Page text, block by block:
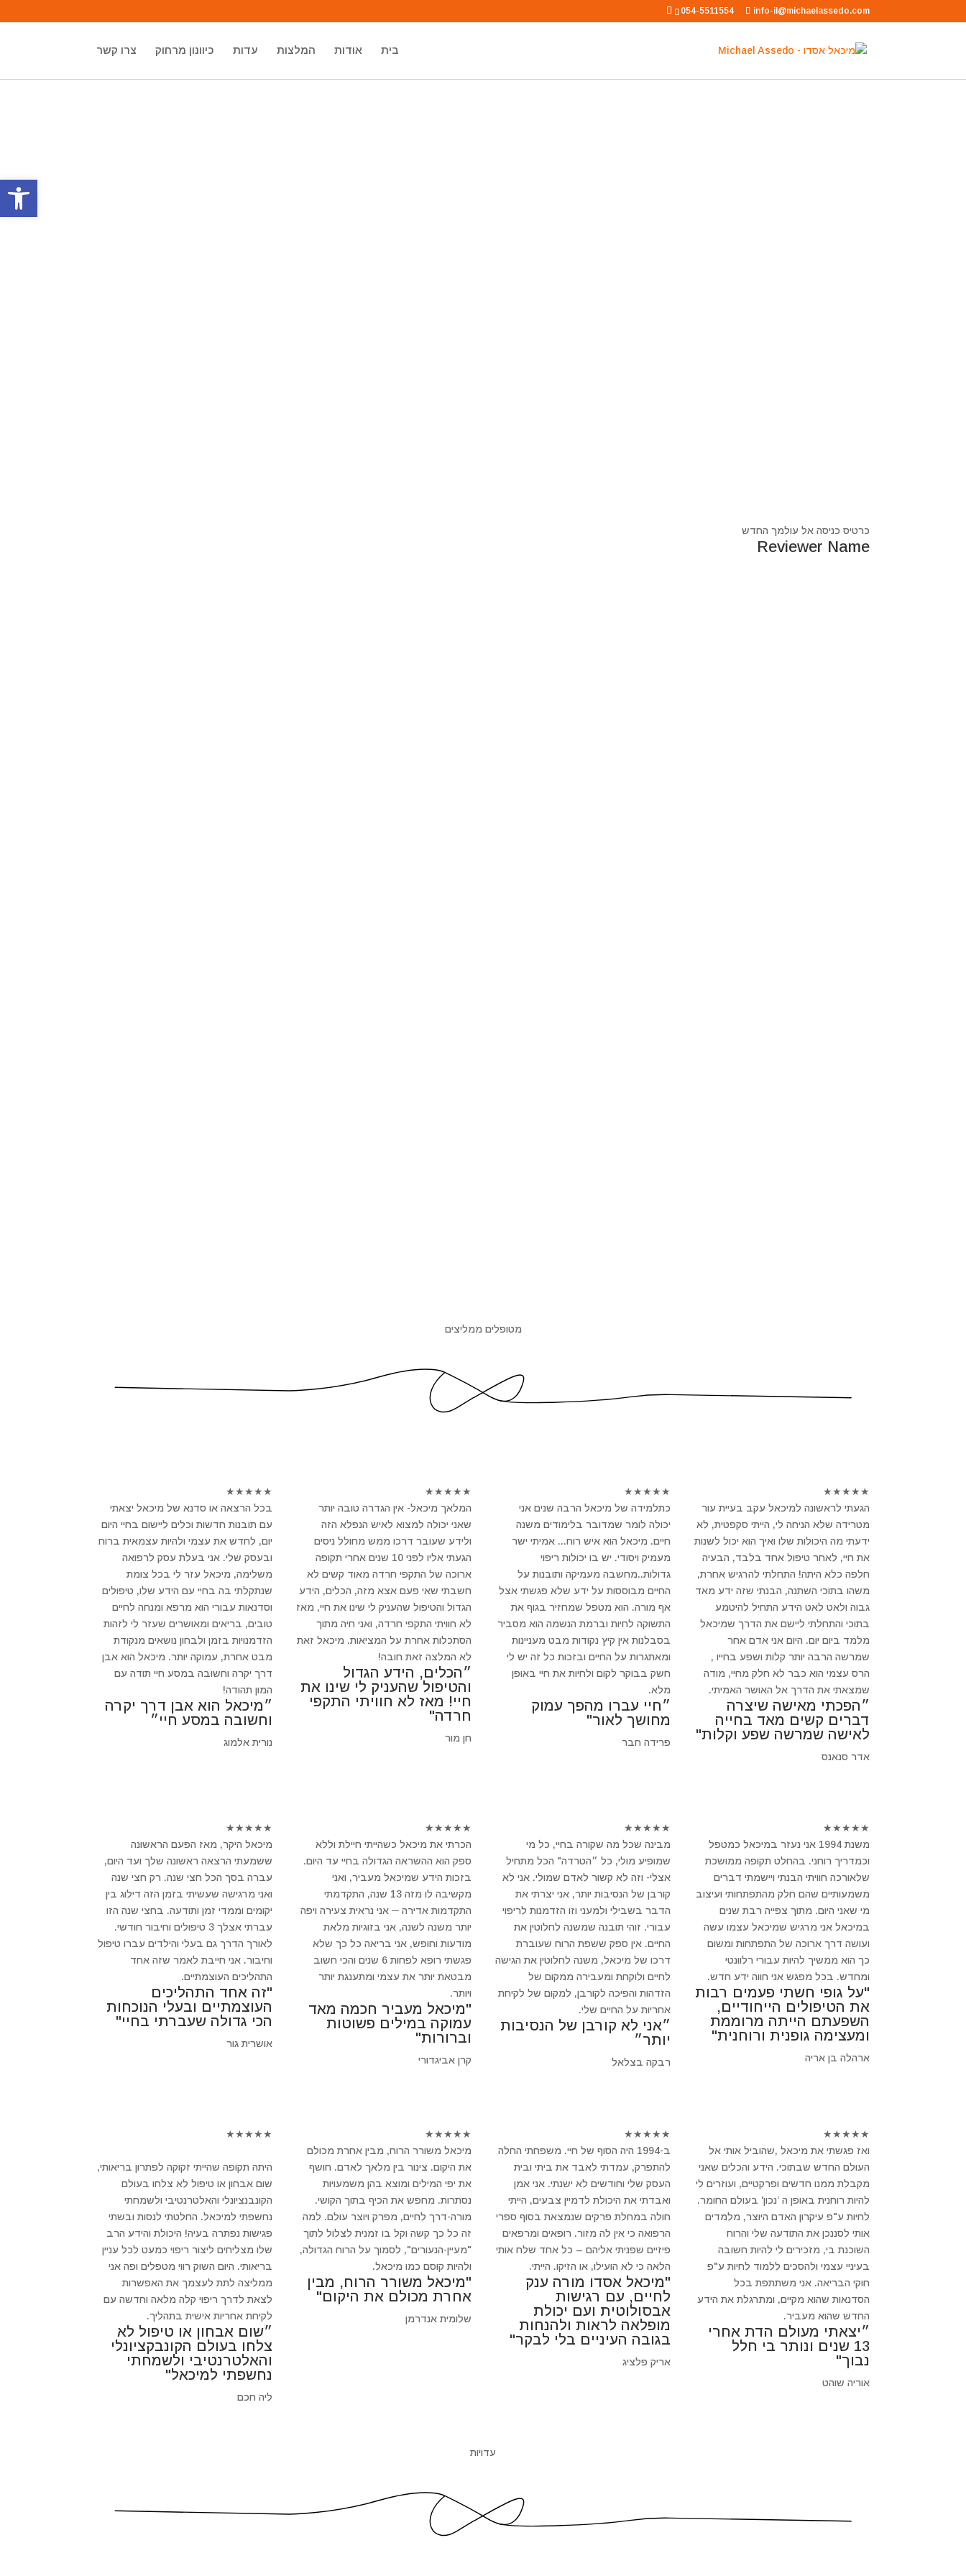
054-5511554 info-il@michaelassedo.com
בית אודות המלצות עדות כיוונון מרחוק צרו קשר
כרטיס כניסה אל עולמך החדש
Reviewer Name
מטופלים ממליצים
★
★
★
★
★
בכל הרצאה או סדנא של מיכאל יצאתי
עם תובנות חדשות וכלים ליישום בחיי היום
יום, לחדש את עצמי ולהיות עצמאית ברוח
ובעסק שלי. אני בעלת עסק לרפואה
משלימה, מיכאל עזר לי בכל צומת
שנתקלתי בה בחיי עם הידע שלו, טיפולים
וסדנאות עבורי הוא מרפא ומנחה לחיים
טובים, בריאים ומאושרים שעזר לי לזהות
הזדמנויות בזמן ולבחון נושאים מנקודת
מבט אחרת, עמוקה יותר. מיכאל הוא אבן
דרך יקרה וחשובה במסע חיי תודה עם
המון תהודה!
״מיכאל הוא אבן דרך יקרה
וחשובה במסע חיי״
נורית אלמוג
★
★
★
★
★
המלאך מיכאל- אין הגדרה טובה יותר
שאני יכולה למצוא לאיש הנפלא הזה
ולידע שעובר דרכו ממש מחולל ניסים
הגעתי אליו לפני 10 שנים אחרי תקופה
ארוכה של התקפי חרדה מאוד קשים לא
חשבתי שאי פעם אצא מזה, הכלים, הידע
הגדול והטיפול שהעניק לי שינו את חיי, מאז
לא חוויתי התקפי חרדה, ואני חיה מתוך
הסתכלות אחרת על המציאות. מיכאל זאת
לא המלצה זאת חובה!
״הכלים, הידע הגדול
והטיפול שהעניק לי שינו את
חיי! מאז לא חוויתי התקפי
חרדה"
חן מור
★
★
★
★
★
כתלמידה של מיכאל הרבה שנים אני
יכולה לומר שמדובר בלימודים משנה
חיים. מיכאל הוא איש רוח... אמיתי ישר
מעמיק ויסודי. יש בו יכולות ריפוי
גדולות..מחשבה מעמיקה ותובנות על
החיים מבוססות על ידע שלא פגשתי אצל
אף מורה. הוא מטפל שמחזיר בגוף את
התשוקה לחיות וברמת הנשמה הוא מסביר
בסבלנות אין קיץ נקודות מבט מעניינות
ומאתגרות על החיים ובזכות כל זה יש לי
חשק בבוקר לקום ולחיות את חיי באופן
מלא.
״חיי עברו מהפך עמוק
מחושך לאור"
פרידה חבר
★
★
★
★
★
הגעתי לראשונה למיכאל עקב בעיית עור
מטרידה שלא הניחה לי, הייתי סקפטית, לא
ידעתי מה היכולות שלו ואיך הוא יכול לשנות
את חיי, לאחר טיפול אחד בלבד, הבעיה
חלפה כלא היתה! התחלתי להרגיש אחרת,
משהו בתוכי השתנה, הבנתי שזה ידע מאד
גבוה ולאט לאט הידע התחיל להיטמע
בתוכי והתחלתי ליישם את הדרך שמיכאל
מלמד ביום יום. היום אני אדם אחר
שמרשה הרבה יותר קלות ושפע בחייו ,
הרס עצמי הוא כבר לא חלק מחיי, מודה
שמצאתי את הדרך אל האושר האמיתי.
״הפכתי מאישה שיצרה
דברים קשים מאד בחייה
לאישה שמרשה שפע וקלות"
אדר סנאנס
★
★
★
★
★
מיכאל היקר, מאז הפעם הראשונה
ששמעתי הרצאה ראשונה שלך ועד היום,
עברה בסך הכל חצי שנה. רק חצי שנה
ואני מרגישה שעשיתי בזמן הזה דילוג בין
יקומים וממדי זמן ותודעה. בחצי שנה הזו
עברתי אצלך 3 טיפולים וחיבור חודשי.
לאורך הדרך גם בעלי והילדים עברו טיפול
וחיבור. אני חייבת לאמר שזה אחד
התהליכים העוצמתיים.
"זה אחד התהליכים
העוצמתיים ובעלי הנוכחות
הכי גדולה שעברתי בחיי"
אושרית גור
★
★
★
★
★
הכרתי את מיכאל כשהייתי חיילת וללא
ספק הוא ההשראה הגדולה בחיי עד היום.
בזכות הידע שמיכאל מעביר, ואני
מקשיבה לו מזה 13 שנה, התקדמתי
התקדמות אדירה ─ אני נראית צעירה ויפה
יותר משנה לשנה, אני בזוגיות מלאת
מודעות וחופש, אני בריאה כל כך שלא
פגשתי רופא לפחות 6 שנים והכי חשוב
מבטאת יותר את עצמי ומתענגת יותר
ויותר.
"מיכאל מעביר חכמה מאד
עמוקה במילים פשוטות
וברורות"
קרן אביגדורי
★
★
★
★
★
מבינה שכל מה שקורה בחיי, כל מי
שמופיע מולי, כל ״הטרדה" הכל מתחיל
אצלי- וזה לא קשור לאדם שמולי. אני לא
קורבן של הנסיבות יותר, אני יצרתי את
הדבר בשבילי ולמעני וזו הזדמנות לריפוי
עבורי. זוהי תובנה שמשנה לחלוטין את
החיים. אין ספק ששפת הרוח שעוברת
דרכו של מיכאל, משנה לחלוטין את הגישה
לחיים ולוקחת ומעבירה ממקום של
הזדהות והפיכה לקורבן, למקום של לקיחת
אחריות על החיים שלי.
״אני לא קורבן של הנסיבות
יותר״
רבקה בצלאל
★
★
★
★
★
משנת 1994 אני נעזר במיכאל כמטפל
וכמדריך רוחני. בהחלט תקופה ממושכת
שלאורכה חוויתי הבנתי ויישמתי דברים
משמעותיים שהם חלק מהתפתחותי ועיצוב
מי שאני היום. מתוך צפייה רבת שנים
במיכאל אני מרגיש שמיכאל עצמו עשה
ועושה דרך ארוכה של התפתחות ומשום
כך הוא ממשיך להיות עבורי רלוונטי
ומחדש. בכל מפגש אני חווה ידע חדש.
"על גופי חשתי פעמים רבות
את הטיפולים הייחודיים,
השפעתם הייתה מרוממת
ומעצימה גופנית ורוחנית"
ארהלה בן אריה
★
★
★
★
★
היתה תקופה שהייתי זקוקה לפתרון בריאותי,
שום אבחון או טיפול לא צלחו בעולם
הקונבנציונלי והאלטרנטיבי ולשמחתי
נחשפתי למיכאל. החלטתי לנסות ובשתי
פגישות נפתרה בעיה! היכולת והידע הרב
שלו מצליחים ליצור ריפוי כמעט לכל עניין
בריאותי. היום השוק רווי מטפלים ופה אני
ממליצה לתת לעצמך את האפשרות
לצאת לדרך ריפוי קלה מלאה וחדשה עם
לקיחת אחריות אישית בתהליך.
״שום אבחון או טיפול לא
צלחו בעולם הקונבקציונלי
והאלטרנטיבי ולשמחתי
נחשפתי למיכאל"
ליה חכם
★
★
★
★
★
מיכאל משורר הרוח, מבין אחרת מכולם
את היקום. צינור בין מלאך לאדם. חושף
את יפי המילים ומוצא בהן משמעויות
נסתרות. מחפש את הכיף בתוך הקושי.
מורה-דרך לחיים, מפרק ויוצר עולם. למה
זה כל כך קשה וקל בו זמנית לצלול לתוך
"מעיין-הנעורים", לסמוך על הרוח הגדולה,
ולהיות קוסם כמו מיכאל.
"מיכאל משורר הרוח, מבין
אחרת מכולם את היקום"
שלומית אנדרמן
★
★
★
★
★
ב-1994 היה הסוף של חיי. משפחתי החלה
להתפרק, עמדתי לאבד את ביתי ובית
העסק שלי וחודשים לא ישנתי. אני אמן
ואבדתי את היכולת לדמיין צבעים, הייתי
חולה במחלת פרקים שנמצאת בסוף ספרי
הרפואה כי אין לה מזור. רופאים ומרפאים
פיזיים שפניתי אליהם – כל אחד שלח אותי
הלאה כי לא הועילו, או הזיקו. הייתי.
"מיכאל אסדו מורה ענק
לחיים, עם רגישות
אבסולוטית ועם יכולת
מופלאה לראות ולהנחות
בגובה העיניים בלי לבקר"
אריק פלציג
★
★
★
★
★
ואז פגשתי את מיכאל ,שהוביל אותי אל
העולם החדש שבתוכי. הידע והכלים שאני
מקבלת ממנו חדשים ופרקטיים, ועוזרים לי
להיות רוחנית באופן ה ’נכון' בעולם החומר.
לחיות ע"פ עיקרון האדם היוצר, מלמדים
אותי לסננכן את התודעה שלי והרוח
השוכנת בי, מזכירים לי להיות חשובה
בעיניי עצמי ולהסכים ללמוד לחיות ע"פ
חוקי הבריאה. אני משתתפת בכל
הסדנאות שהוא מקיים, ומתרגלת את הידע
החדש שהוא מעביר.
״יצאתי מעולם הדת אחרי
13 שנים ונותר בי חלל
נבוך"
אוריה שוהט
עדויות
פתח